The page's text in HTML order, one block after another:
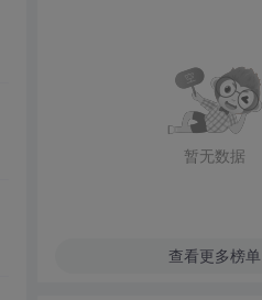
暂无数据
查看更多榜单